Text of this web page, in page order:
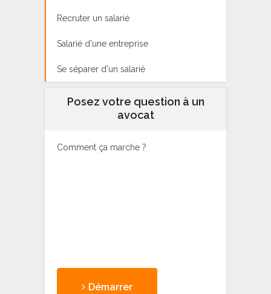
Recruter un salarié
Salarié d'une entreprise
Se séparer d'un salarié
Posez votre question à un
avocat
Comment ça marche ?
Démarrer